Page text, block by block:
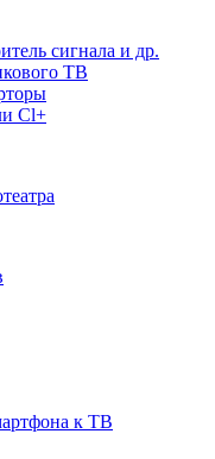
сигнала и др.
ТВ
Cl+
к ТВ